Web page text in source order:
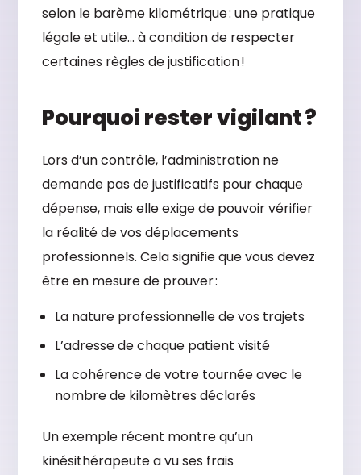
selon le barème kilométrique : une pratique
légale et utile… à condition de respecter
certaines règles de justification !
Pourquoi rester vigilant ?
Lors d’un contrôle, l’administration ne
demande pas de justificatifs pour chaque
dépense, mais elle exige de pouvoir vérifier
la réalité de vos déplacements
professionnels. Cela signifie que vous devez
être en mesure de prouver :
La nature professionnelle de vos trajets
L’adresse de chaque patient visité
La cohérence de votre tournée avec le
nombre de kilomètres déclarés
Un exemple récent montre qu’un
kinésithérapeute a vu ses frais